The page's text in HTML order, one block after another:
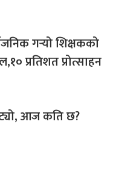
गर्‍यो शिक्षकको
प्रतिशत प्रोत्साहन
आज कति छ?